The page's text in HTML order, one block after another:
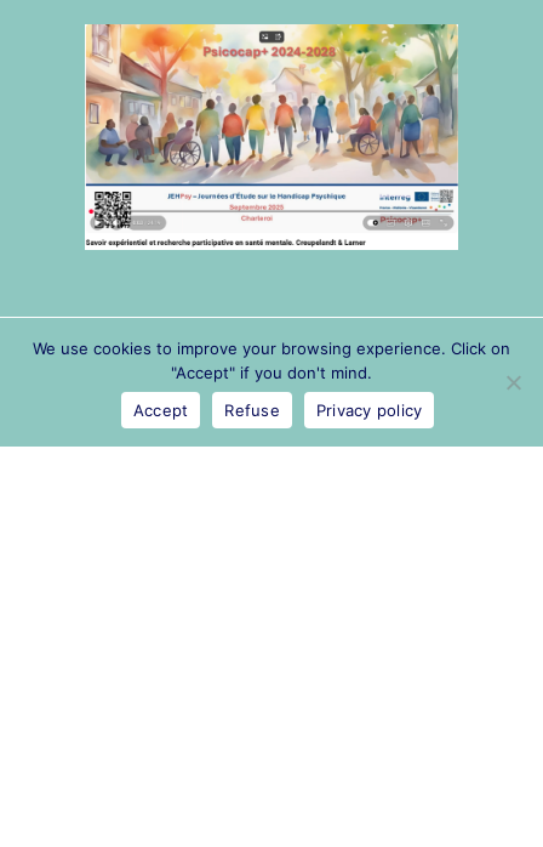
We use cookies to improve your browsing experience. Click on
"Accept" if you don't mind.
Accept
Refuse Privacy policy